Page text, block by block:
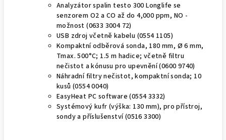
Analyzátor spalin testo 300 Longlife se
senzorem O2 a CO až do 4,000 ppm, NO -
možnost (0633 3004 72)
USB zdroj včetně kabelu (0554 1105)
Kompaktní odběrová sonda, 180 mm, Ø 6 mm,
Tmax. 500°C; 1.5 m hadice; včetně filtru
nečistot a kónusu pro upevnění (0600 9740)
Náhradní filtry nečistot, kompaktní sonda; 10
kusů (0554 0040)
EasyHeat PC software (0554 3332)
Systémový kufr (výška: 130 mm), pro přístroj,
sondy a příslušenství (0516 3300)